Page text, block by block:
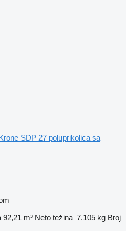
SDP 27 poluprikolica sa
92,21 m³ Neto težina 7.105 kg Broj